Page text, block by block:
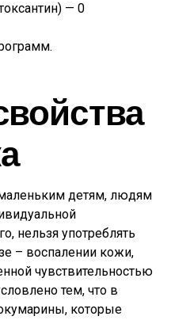
— 0
детям, людям
нельзя употреблять
– воспалении кожи,
чувствительностью
тем, что в
которые